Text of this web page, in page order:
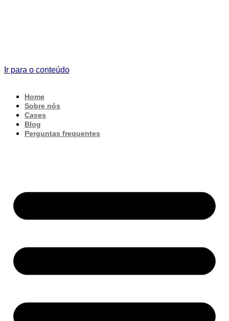
Ir para o conteúdo
Home
Sobre nós
Cases
Blog
Perguntas frequentes